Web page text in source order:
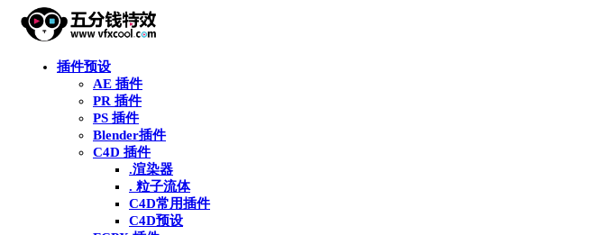
插件预设
AE 插件
PR 插件
PS 插件
Blender插件
C4D 插件
.渲染器
. 粒子流体
C4D常用插件
C4D预设